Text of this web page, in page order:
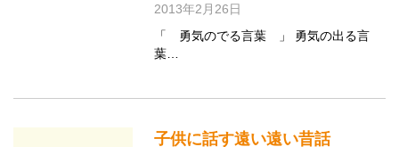
2013年2月26日
「 勇気のでる言葉 」 勇気の出る言
葉…
子供に話す遠い遠い昔話